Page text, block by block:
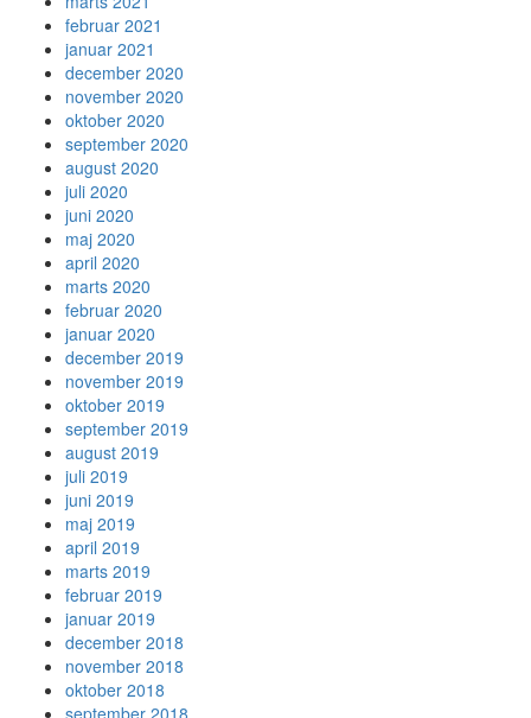
februar 2021
januar 2021
december 2020
november 2020
oktober 2020
september 2020
august 2020
juli 2020
juni 2020
maj 2020
april 2020
marts 2020
februar 2020
januar 2020
december 2019
november 2019
oktober 2019
september 2019
august 2019
juli 2019
juni 2019
maj 2019
april 2019
marts 2019
februar 2019
januar 2019
december 2018
november 2018
oktober 2018
september 2018